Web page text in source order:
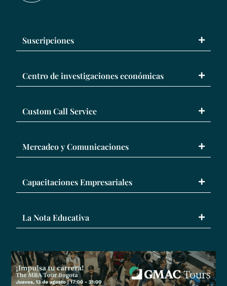
Suscripciones
Centro de investigaciones económicas
Custom Call Service
Mercadeo y Comunicaciones
Capacitaciones Empresariales
La Nota Educativa